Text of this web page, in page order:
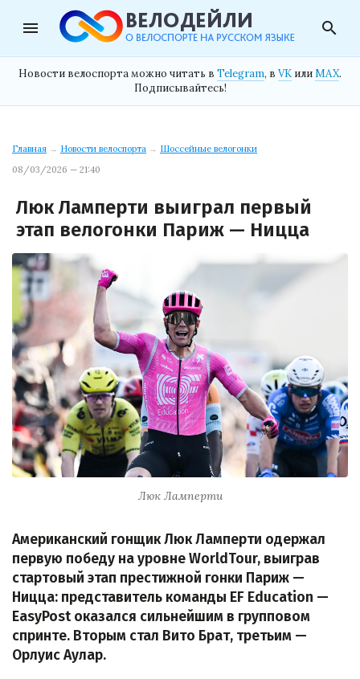
menu search
Новости велоспорта можно читать в Telegram, в VK илиMAX.
Подписывайтесь!
Главная → Новости велоспорта → Шоссейные велогонки
08/03/2026 — 21:40
Люк Ламперти выиграл первый
этап велогонки Париж — Ницца
Люк Ламперти
Американский гонщик Люк Ламперти одержал
первую победу на уровне WorldTour, выиграв
стартовый этап престижной гонки Париж —
Ницца: представитель команды EF Education —
EasyPost оказался сильнейшим в групповом
спринте. Вторым стал Вито Брат, третьим —
Орлуис Аулар.